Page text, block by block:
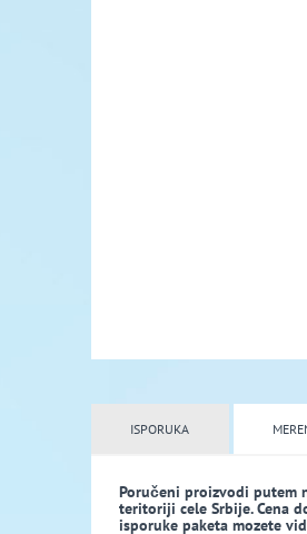
ISPORUKA
Poručeni proizvodi putem
teritoriji cele Srbije. Cena
isporuke paketa mozete